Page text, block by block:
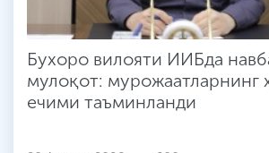
Бухоро вилояти ИИБда
мулоқот: мурожаатларнинг
ечими таъминланди